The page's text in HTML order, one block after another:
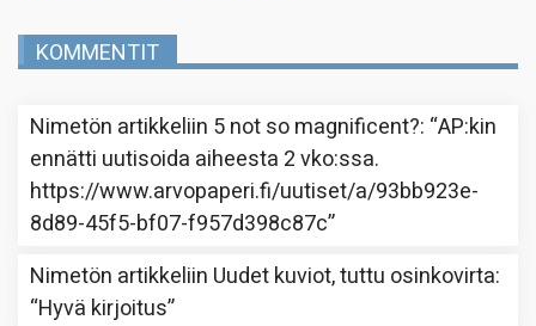
KOMMENTIT
Nimetön artikkeliin 5 not so magnificent?: “AP:kin
ennätti uutisoida aiheesta 2 vko:ssa.
https://www.arvopaperi.fi/uutiset/a/93bb923e-
8d89-45f5-bf07-f957d398c87c”
Nimetön artikkeliin Uudet kuviot, tuttu osinkovirta:
“Hyvä kirjoitus”